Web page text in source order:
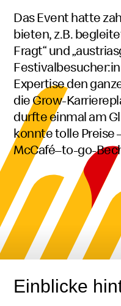
Das Event hatte
bieten, z.B.
Fragt“ und „
Festival
Expertise den
dieGrow-
durfte einmal am
konnte tolle Preise
McCaféMac
–to-go-
Einblicke